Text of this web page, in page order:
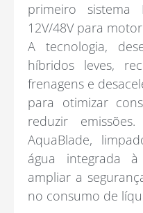
primeiro sistema
12V/48V para
A tecnologia,
híbridos leves,
frenagens e
para otimizar
reduzir
AquaBlade,
água integrada
ampliar a
no consumo de